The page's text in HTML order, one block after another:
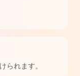
られます。